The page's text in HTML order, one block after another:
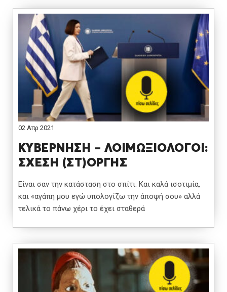
02 Απρ 2021
ΚΥΒΕΡΝΗΣΗ – ΛΟΙΜΩΞΙΟΛΟΓΟΙ:
ΣΧΕΣΗ (ΣΤ)ΟΡΓΗΣ
Είναι σαν την κατάσταση στο σπίτι. Και καλά ισοτιμία,
και «αγάπη μου εγώ υπολογίζω την άποψή σου» αλλά
τελικά το πάνω χέρι το έχει σταθερά